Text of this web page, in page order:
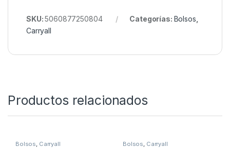
el estuche EVA 100 Black Edition. Mantenga su
equipo organizado, seguro y protegido en cada
aire libre con la confianza de que todo está bien
SKU:5060877250804 Categorías: